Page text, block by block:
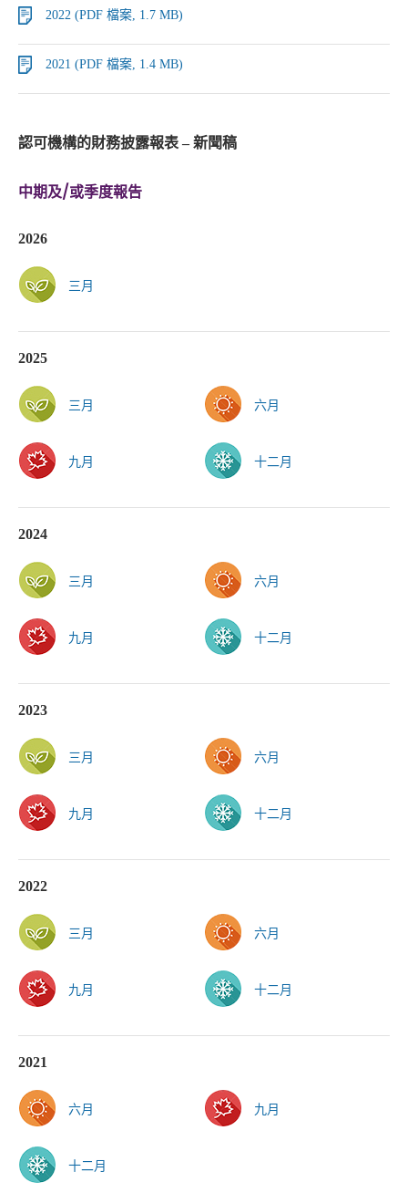
2022 (PDF 檔案, 1.7 MB)
2021 (PDF 檔案, 1.4 MB)
認可機構的財務披露報表 – 新聞稿
中期及/或季度報告
2026
三月
2025
三月 六月
九月 十二月
2024
三月 六月
九月 十二月
2023
三月 六月
九月 十二月
2022
三月 六月
九月 十二月
2021
六月 九月
十二月